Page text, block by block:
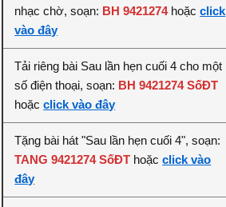
nhạc chờ, soạn: BH 9421274hoặcclick
vào đây
Tải riêng bài Sau lần hẹn cuối 4 cho một
số điện thoại, soạn: BH 9421274 SốĐT
hoặcclick vào đây
Tặng bài hát "Sau lần hẹn cuối 4", soạn:
TANG 9421274 SốĐT hoặcclick vào
đây